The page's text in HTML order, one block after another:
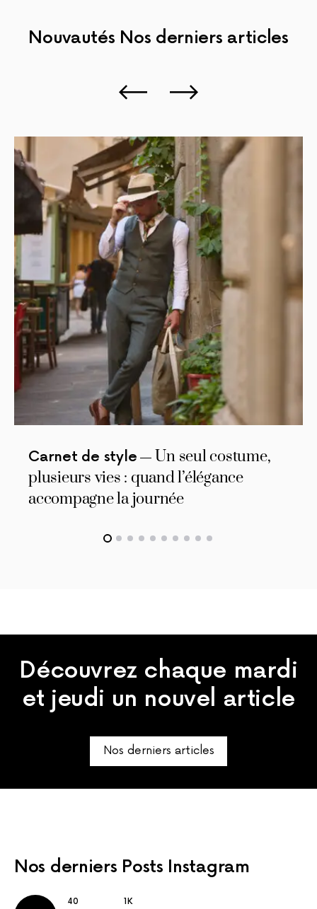
Nouvautés Nos derniers articles
Carnet de style
Un seul costume,
plusieurs vies : quand l’élégance
accompagne la journée
Découvrez chaque mardi
et jeudi un nouvel article
Nos derniers articles
Nos derniers Posts Instagram
40
1K